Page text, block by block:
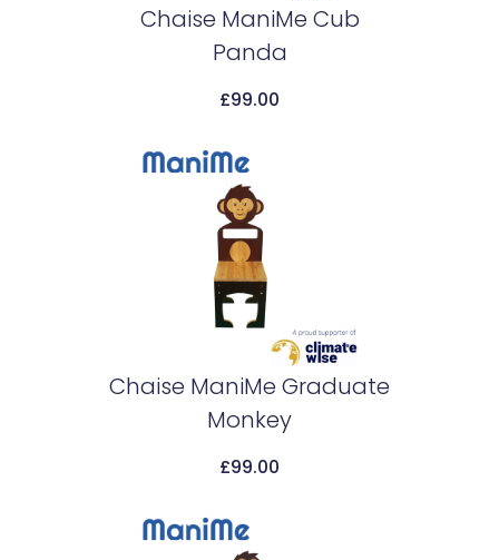
Chaise ManiMe Cub
Panda
£99.00
Add To Cart
Chaise ManiMe Graduate
Monkey
£99.00